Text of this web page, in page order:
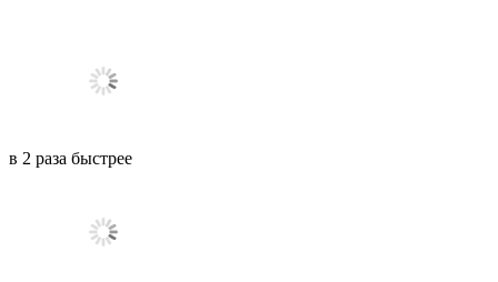
в 2 раза быстрее